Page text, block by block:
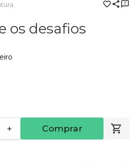
os desafios
+ Comprar